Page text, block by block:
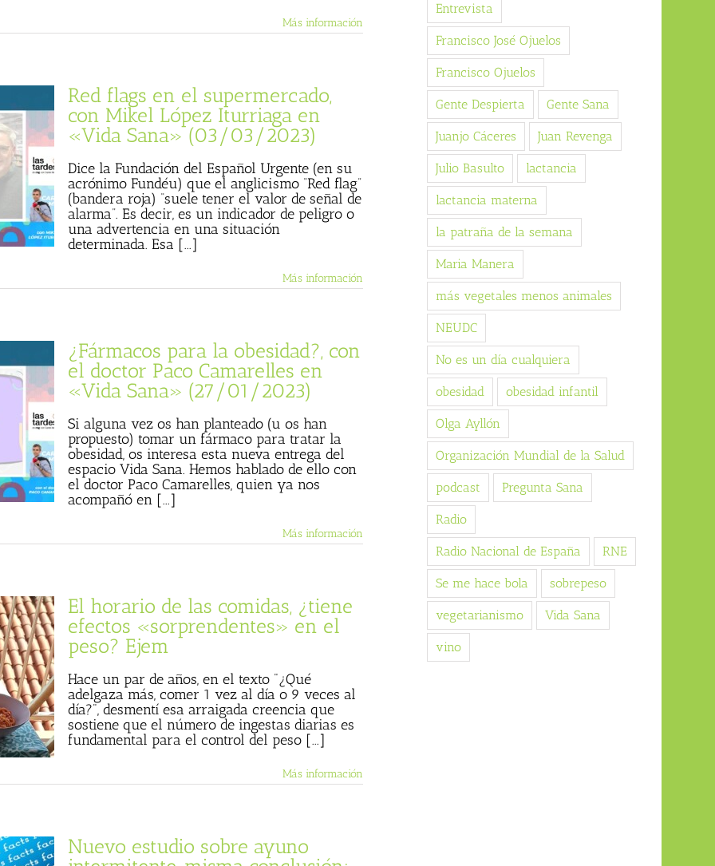
Más información
Red flags en el supermercado,
con Mikel López Iturriaga en
«Vida Sana» (03/03/2023)
Dice la Fundación del Español Urgente (en su
acrónimo Fundéu) que el anglicismo “Red flag”
(bandera roja) “suele tener el valor de señal de
alarma”. Es decir, es un indicador de peligro o
una advertencia en una situación
determinada. Esa [...]
Más información
¿Fármacos para la obesidad?, con
el doctor Paco Camarelles en
«Vida Sana» (27/01/2023)
Si alguna vez os han planteado (u os han
propuesto) tomar un fármaco para tratar la
obesidad, os interesa esta nueva entrega del
espacio Vida Sana. Hemos hablado de ello con
el doctor Paco Camarelles, quien ya nos
acompañó en [...]
Más información
El horario de las comidas, ¿tiene
efectos «sorprendentes» en el
peso? Ejem
Hace un par de años, en el texto "¿Qué
adelgaza más, comer 1 vez al día o 9 veces al
día?", desmentí esa arraigada creencia que
sostiene que el número de ingestas diarias es
fundamental para el control del peso [...]
Más información
Nuevo estudio sobre ayuno
Entrevista
Francisco José Ojuelos
Francisco Ojuelos
Gente Despierta Gente Sana
Juanjo Cáceres Juan Revenga
Julio Basulto lactancia
lactancia materna
la patraña de la semana
Maria Manera
más vegetales menos animales
NEUDC
No es un día cualquiera
obesidad obesidad infantil
Olga Ayllón
Organización Mundial de la Salud
podcast Pregunta Sana
Radio
Radio Nacional de España RNE
Se me hace bola sobrepeso
vegetarianismo Vida Sana
vino